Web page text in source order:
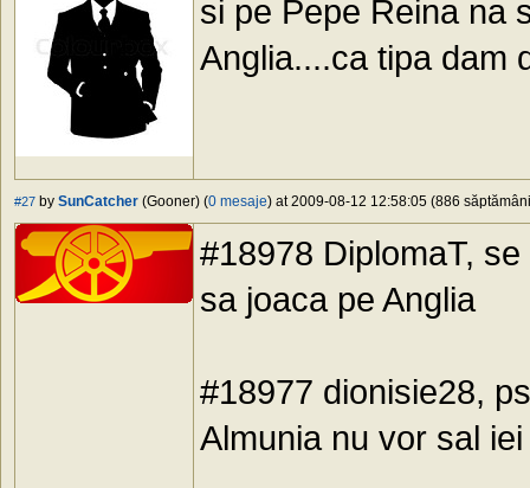
si pe Pepe Reina na
Anglia....ca tipa dam
#27 by SunCatcher (Gooner) (0 mesaje) at 2009-08-12 12:58:05 (886
#18978 DiplomaT,
sa joaca pe Anglia
#18977 dionisie28,
Almunia nu vor sal iei